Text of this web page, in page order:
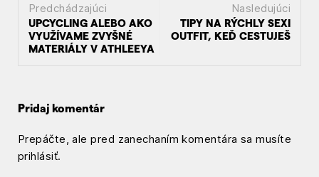
N
a
i
g
á
Predchádzajúci
UPCYCLING ALEBO AKO
VYUŽÍVAME ZVYŠNÉ
MATERIÁLY V ATHLEEYA
Nasledujúci
TIPY NA RÝCHLY SEXI
OUTFIT, KEĎ CESTUJEŠ
Pridaj komentár
Prepáčte, ale pred zanechaním komentára sa musíte
prihlásiť.